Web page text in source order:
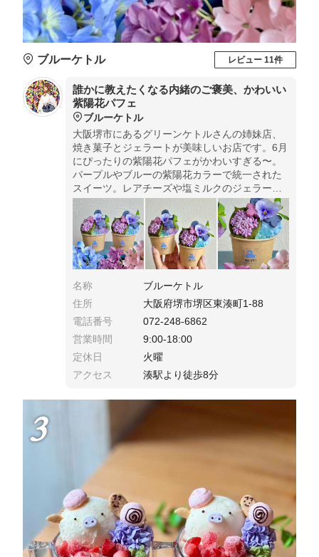
ブルーケトル レビュー 11件
誰かに教えたくなる内緒のご褒美、かわいい
紫陽花パフェ
ブルーケトル
大阪堺市にあるグリーンケトルさんの姉妹店、
焼き菓子とジェラートが美味しいお店です。6月
にぴったりの紫陽花パフェがかわいすぎる〜。
パープルやブルーの紫陽花カラーで統一された
スイーツ。レアチーズや塩ミルクのジェラート
が美味しい〜。優しい味わいの紫陽花スイーツ
♡自分へのご褒美として味わってみてね♪
名称
ブルーケトル
住所
大阪府堺市堺区東湊町1-88
電話番号
072-248-6862
営業時間
9:00-18:00
定休日
火曜
アクセス
湊駅より徒歩8分
3